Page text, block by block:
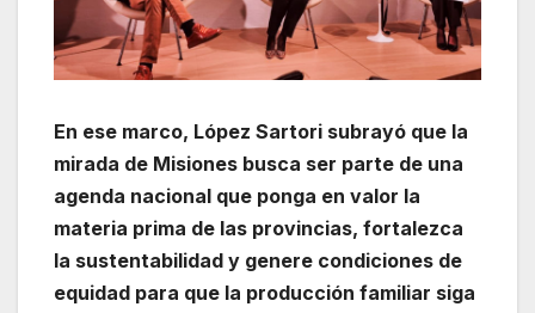
En ese marco, López Sartori subrayó que la
mirada de Misiones busca ser parte de una
agenda nacional que ponga en valor la
materia prima de las provincias, fortalezca
la sustentabilidad y genere condiciones de
equidad para que la producción familiar siga